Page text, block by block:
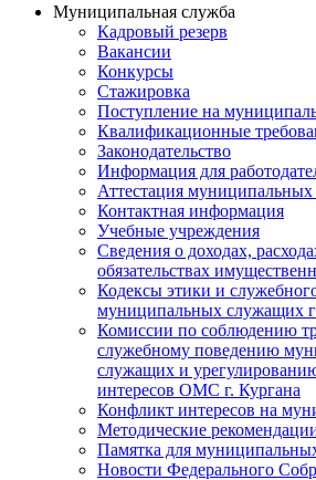
Муниципальная служба
Кадровый резерв
Вакансии
Конкурсы
Стажировка
Поступление на
Квалификационные
Законодательство
Информация для
Аттестация
Контактная информация
Учебные учреждения
Сведения о доходах,
обязательствах
Кодексы этики и
муниципальных служащих
Комиссии по соблюдению
служебному поведению
служащих и
интересов ОМС г. Кургана
Конфликт интересов на
Методические
Памятка для
Новости Федерального